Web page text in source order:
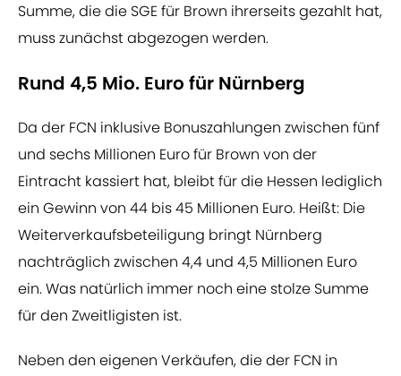
Summe, die die SGE für Brown ihrerseits gezahlt hat,
muss zunächst abgezogen werden.
Rund 4,5 Mio. Euro für Nürnberg
Da der FCN inklusive Bonuszahlungen zwischen fünf
und sechs Millionen Euro für Brown von der
Eintracht kassiert hat, bleibt für die Hessen lediglich
ein Gewinn von 44 bis 45 Millionen Euro. Heißt: Die
Weiterverkaufsbeteiligung bringt Nürnberg
nachträglich zwischen 4,4 und 4,5 Millionen Euro
ein. Was natürlich immer noch eine stolze Summe
für den Zweitligisten ist.
Neben den eigenen Verkäufen, die der FCN in